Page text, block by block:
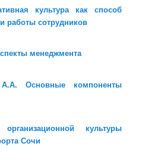
культура как способ
работы сотрудников
менеджмента
Основные компоненты
культуры
Сочи